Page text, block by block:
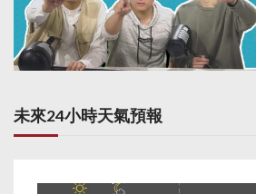
未來24小時天氣預報